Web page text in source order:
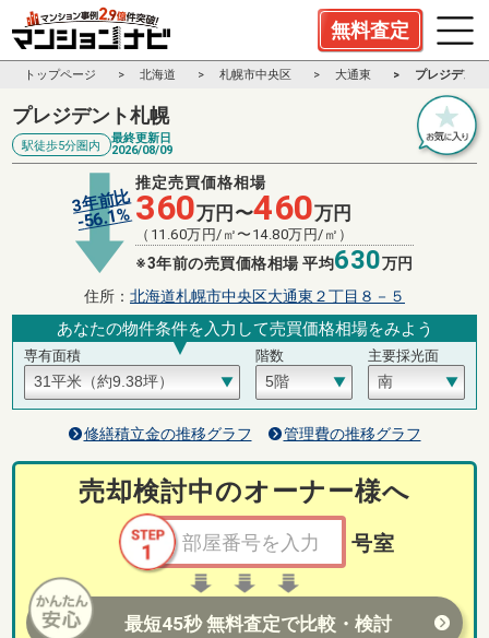
無料査定
トップページ 北海道 札幌市中央区 大通東 プレジデン
プレジデント札幌
駅徒歩5分圏内
最終更新日
2026/08/09
3年前比
-56.1%
推定売買価格相場
360万円〜460万円
（ 11.60万円/㎡〜 14.80万円/㎡）
※3年前の売買価格相場 平均630万円
住所： 北海道札幌市中央区大通東２丁目８－５
あなたの物件条件を入力して売買価格相場をみよう
専有面積 階数 主要採光面
修繕積立金の推移グラフ 管理費の推移グラフ
売却検討中のオーナー様へ
号室
最短45秒 無料査定で比較・検討